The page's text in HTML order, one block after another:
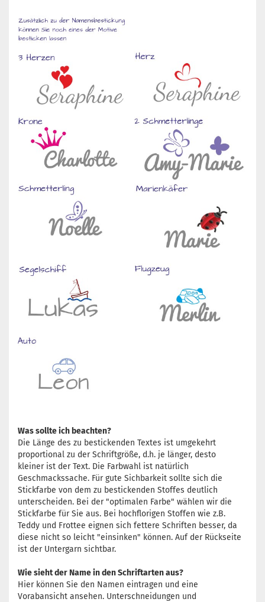
Was sollte ich beachten?
Die Länge des zu bestickenden Textes ist umgekehrt
proportional zu der Schriftgröße, d.h. je länger, desto
kleiner ist der Text. Die Farbwahl ist natürlich
Geschmackssache. Für gute Sichbarkeit sollte sich die
Stickfarbe von dem zu bestickenden Stoffes deutlich
unterscheiden. Bei der "optimalen Farbe" wählen wir die
Stickfarbe für Sie aus. Bei hochflorigen Stoffen wie z.B.
Teddy und Frottee eignen sich fettere Schriften besser, da
diese nicht so leicht "einsinken" können. Auf der Rückseite
ist der Untergarn sichtbar.
Wie sieht der Name in den Schriftarten aus?
Hier können Sie den Namen eintragen und eine
Vorabansicht ansehen. Unterschneidungen und